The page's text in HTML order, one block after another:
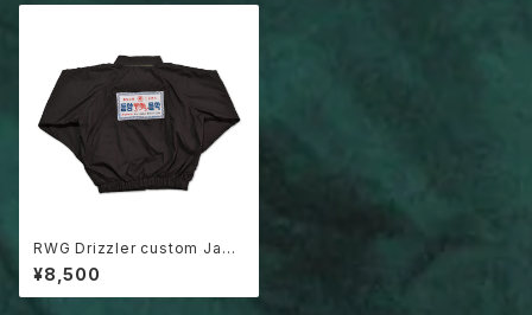
RWG Drizzler custom Jack
et -BLACK Edition-
¥8,500